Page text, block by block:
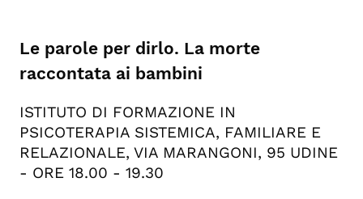
Light Up 360: Annual Meeting of the
Project Management Institute
PMI Chapters of Austria, Croatia
and Slovenia
CONFERENZA-LAB organizzata
dalla Scuola Italiana Cantastorie
Le parole per dirlo. La morte
raccontata ai bambini
ISTITUTO DI FORMAZIONE IN
PSICOTERAPIA SISTEMICA, FAMILIARE E
RELAZIONALE, VIA MARANGONI, 95 UDINE
- ORE 18.00 - 19.30